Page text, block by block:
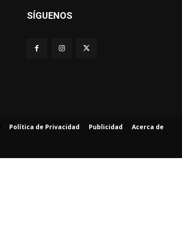
SÍGUENOS
Política de Privacidad Publicidad Acerca de